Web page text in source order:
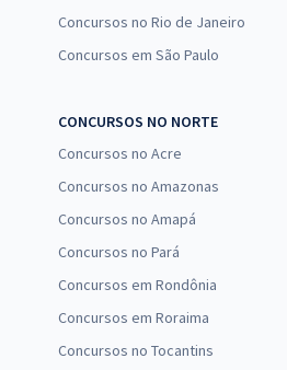
Concursos no Rio de Janeiro
Concursos em São Paulo
CONCURSOS NO NORTE
Concursos no Acre
Concursos no Amazonas
Concursos no Amapá
Concursos no Pará
Concursos em Rondônia
Concursos em Roraima
Concursos no Tocantins